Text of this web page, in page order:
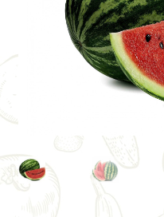
Ustensiles
Présentation
Contact